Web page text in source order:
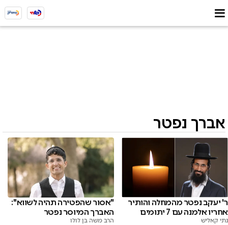
אברך נפטר
ר' יעקב נפטר מהמחלה והותיר
אחריו אלמנה עם 7 יתומים
נתי קאליש
"אסור שהפטירה תהיה לשווא":
האברך המיוסר נפטר
הרב משה בן לולו